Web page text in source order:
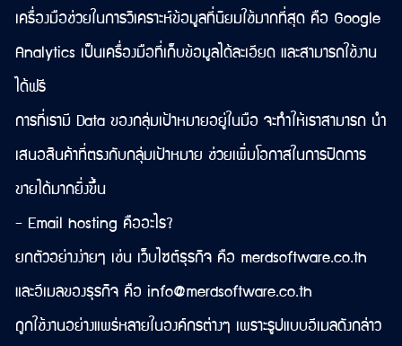
เครื่องมือช่วยในการวิเคราะห์ข้อมูลที่นิยมใช้มากที่สุด คือ Google
Analytics เป็นเครื่องมือที่เก็บข้อมูลได้ละเอียด และสามารถใช้งาน
ได้ฟรี
การที่เรามี Data ของกลุ่มเป้าหมายอยู่ในมือ จะทำให้เราสามารถ นำ
เสนอสินค้าที่ตรงกับกลุ่มเป้าหมาย ช่วยเพิ่มโอกาสในการปิดการ
ขายได้มากยิ่งขึ้น
- Email hosting คืออะไร?
ยกตัวอย่างง่ายๆ เช่น เว็บไซต์ธุรกิจ คือ merdsoftware.co.th
และอีเมลของธุรกิจ คือ info@merdsoftware.co.th
ถูกใช้งานอย่างแพร่หลายในองค์กรต่างๆ เพราะรูปแบบอีเมลดังกล่าว